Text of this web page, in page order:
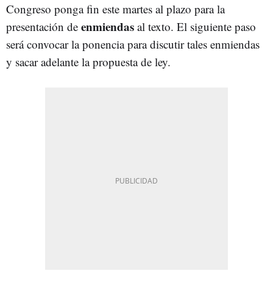
Congreso ponga fin este martes al plazo para la
presentación de enmiendas al texto. El siguiente paso
será convocar la ponencia para discutir tales enmiendas
y sacar adelante la propuesta de ley.